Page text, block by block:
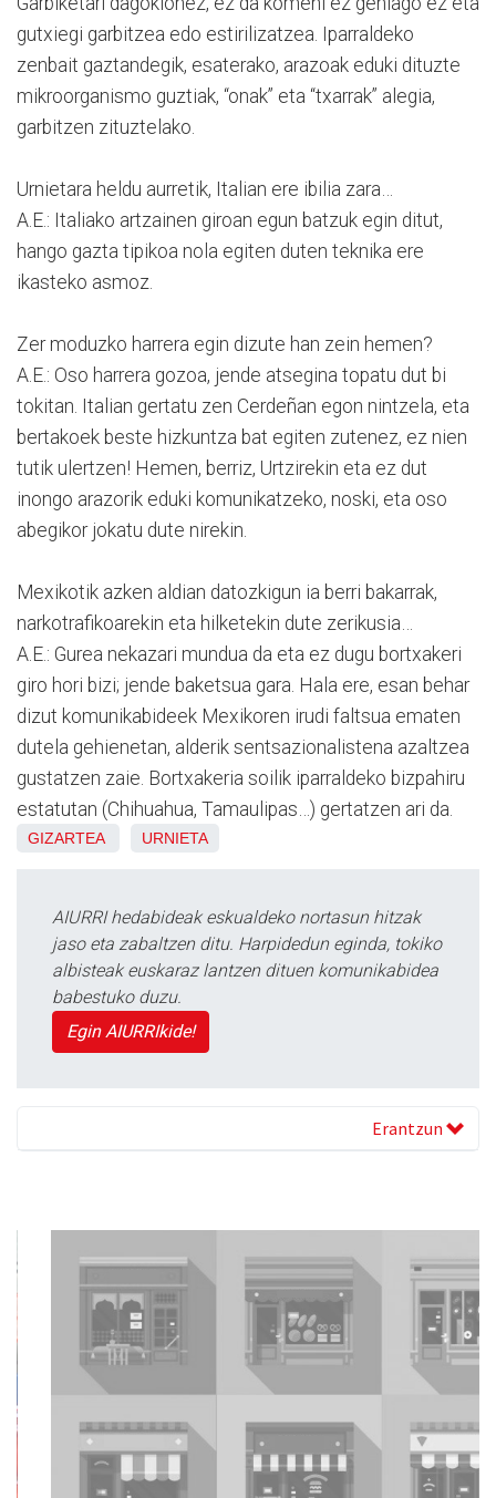
gutxiegi garbitzea edo estirilizatzea. Iparraldeko
zenbait gaztandegik, esaterako, arazoak eduki dituzte
mikroorganismo guztiak, “onak” eta “txarrak” alegia,
garbitzen zituztelako.
Urnietara heldu aurretik, Italian ere ibilia zara…
A.E.: Italiako artzainen giroan egun batzuk egin ditut,
hango gazta tipikoa nola egiten duten teknika ere
ikasteko asmoz.
Zer moduzko harrera egin dizute han zein hemen?
A.E.: Oso harrera gozoa, jende atsegina topatu dut bi
tokitan. Italian gertatu zen Cerdeñan egon nintzela, eta
bertakoek beste hizkuntza bat egiten zutenez, ez nien
tutik ulertzen! Hemen, berriz, Urtzirekin eta ez dut
inongo arazorik eduki komunikatzeko, noski, eta oso
abegikor jokatu dute nirekin.
Mexikotik azken aldian datozkigun ia berri bakarrak,
narkotrafikoarekin eta hilketekin dute zerikusia…
A.E.: Gurea nekazari mundua da eta ez dugu bortxakeri
giro hori bizi; jende baketsua gara. Hala ere, esan behar
dizut komunikabideek Mexikoren irudi faltsua ematen
dutela gehienetan, alderik sentsazionalistena azaltzea
gustatzen zaie. Bortxakeria soilik iparraldeko bizpahiru
estatutan (Chihuahua, Tamaulipas…) gertatzen ari da.
GIZARTEA URNIETA
AIURRI hedabideak eskualdeko nortasun hitzak
jaso eta zabaltzen ditu. Harpidedun eginda, tokiko
albisteak euskaraz lantzen dituen komunikabidea
babestuko duzu.
Egin AIURRIkide!
Erantzun